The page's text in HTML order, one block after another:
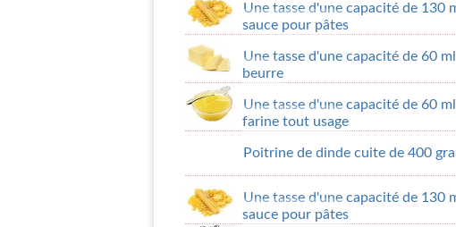
Une tasse d'une capacité de 130
sauce pour pâtes
Une tasse d'une capacité de 60
beurre
Une tasse d'une capacité de 60
farine tout usage
Poitrine de dinde cuite de 400
Une tasse d'une capacité de 130
sauce pour pâtes